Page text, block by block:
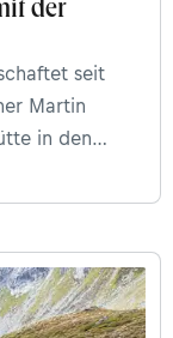
der
seit
Martin
in den
zweiten
zweifache